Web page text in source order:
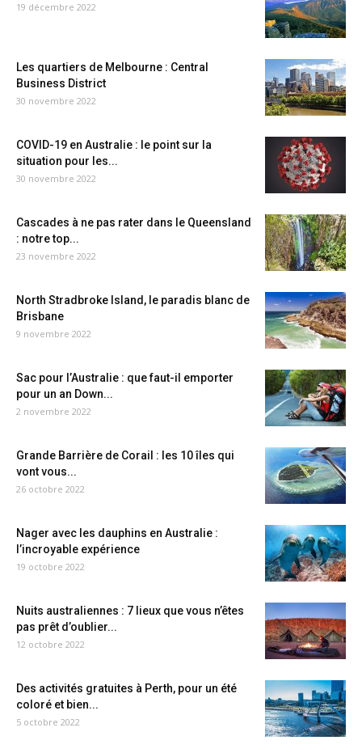
19 décembre 2022
Les quartiers de Melbourne : Central
Business District
30 novembre 2022
COVID-19 en Australie : le point sur la
situation pour les...
30 novembre 2022
Cascades à ne pas rater dans le Queensland
: notre top...
23 novembre 2022
North Stradbroke Island, le paradis blanc de
Brisbane
9 novembre 2022
Sac pour l’Australie : que faut-il emporter
pour un an Down...
2 novembre 2022
Grande Barrière de Corail : les 10 îles qui
vont vous...
26 octobre 2022
Nager avec les dauphins en Australie :
l’incroyable expérience
19 octobre 2022
Nuits australiennes : 7 lieux que vous n’êtes
pas prêt d’oublier...
12 octobre 2022
Des activités gratuites à Perth, pour un été
coloré et bien...
5 octobre 2022